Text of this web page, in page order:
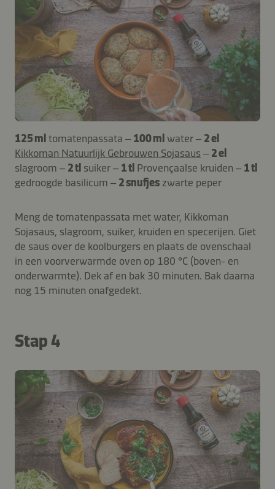
125 mltomatenpassata – 100 ml water – 2 el
Kikkoman Natuurlijk Gebrouwen Sojasaus – 2 el
slagroom – 2 tl suiker – 1 tl Provençaalse kruiden – 1 tl
gedroogde basilicum – 2 snufjes zwarte peper
Meng de tomatenpassata met water, Kikkoman
Sojasaus, slagroom, suiker, kruiden en specerijen. Giet
de saus over de koolburgers en plaats de ovenschaal
in een voorverwarmde oven op 180 °C (boven- en
onderwarmte). Dek af en bak 30 minuten. Bak daarna
nog 15 minuten onafgedekt.
Stap 4